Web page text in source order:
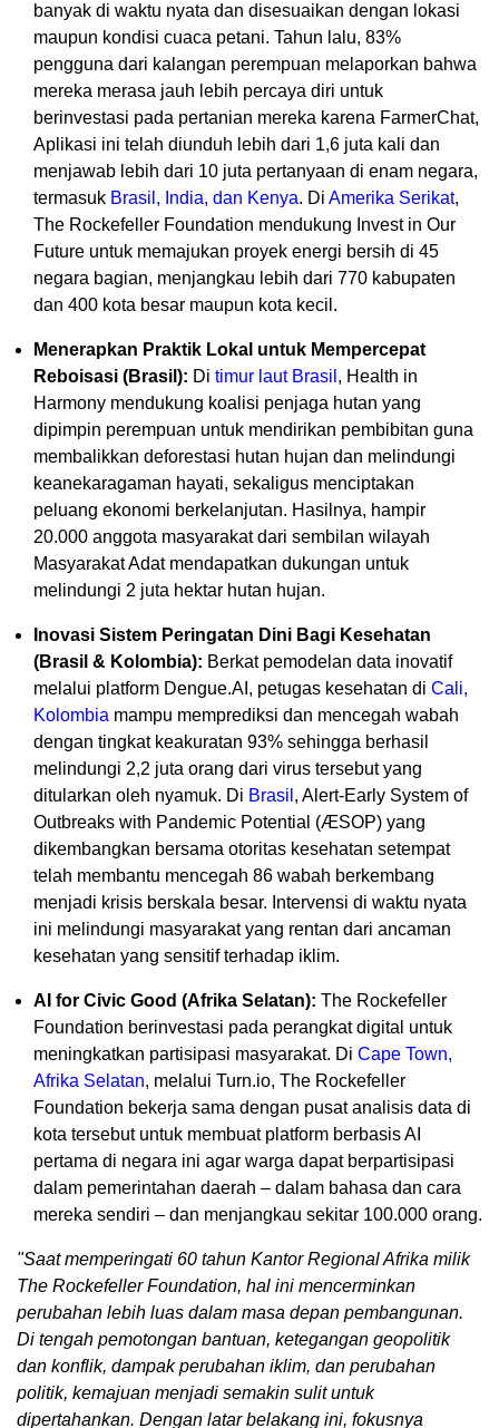
banyak di waktu nyata dan disesuaikan dengan lokasi
maupun kondisi cuaca petani. Tahun lalu, 83%
pengguna dari kalangan perempuan melaporkan bahwa
mereka merasa jauh lebih percaya diri untuk
berinvestasi pada pertanian mereka karena FarmerChat,
Aplikasi ini telah diunduh lebih dari 1,6 juta kali dan
menjawab lebih dari 10 juta pertanyaan di enam negara,
termasuk Brasil, India, dan Kenya. Di Amerika Serikat,
The Rockefeller Foundation mendukung Invest in Our
Future untuk memajukan proyek energi bersih di 45
negara bagian, menjangkau lebih dari 770 kabupaten
dan 400 kota besar maupun kota kecil.
Menerapkan Praktik Lokal untuk Mempercepat
Reboisasi (Brasil): Di timur laut Brasil , Health in
Harmony mendukung koalisi penjaga hutan yang
dipimpin perempuan untuk mendirikan pembibitan guna
membalikkan deforestasi hutan hujan dan melindungi
keanekaragaman hayati, sekaligus menciptakan
peluang ekonomi berkelanjutan. Hasilnya, hampir
20.000 anggota masyarakat dari sembilan wilayah
Masyarakat Adat mendapatkan dukungan untuk
melindungi 2 juta hektar hutan hujan.
Inovasi Sistem Peringatan Dini Bagi Kesehatan
(Brasil & Kolombia): Berkat pemodelan data inovatif
melalui platform Dengue.AI, petugas kesehatan di Cali,
Kolombia mampu memprediksi dan mencegah wabah
dengan tingkat keakuratan 93% sehingga berhasil
melindungi 2,2 juta orang dari virus tersebut yang
ditularkan oleh nyamuk. Di Brasil , Alert-Early System of
Outbreaks with Pandemic Potential (ÆSOP) yang
dikembangkan bersama otoritas kesehatan setempat
telah membantu mencegah 86 wabah berkembang
menjadi krisis berskala besar. Intervensi di waktu nyata
ini melindungi masyarakat yang rentan dari ancaman
kesehatan yang sensitif terhadap iklim.
AI for Civic Good (Afrika Selatan): The Rockefeller
Foundation berinvestasi pada perangkat digital untuk
meningkatkan partisipasi masyarakat. Di Cape Town,
Afrika Selatan, melalui Turn.io, The Rockefeller
Foundation bekerja sama dengan pusat analisis data di
kota tersebut untuk membuat platform berbasis AI
pertama di negara ini agar warga dapat berpartisipasi
dalam pemerintahan daerah – dalam bahasa dan cara
mereka sendiri – dan menjangkau sekitar 100.000 orang.
"Saat memperingati 60 tahun Kantor Regional Afrika milik
The Rockefeller Foundation, hal ini mencerminkan
perubahan lebih luas dalam masa depan pembangunan.
Di tengah pemotongan bantuan, ketegangan geopolitik
dan konflik, dampak perubahan iklim, dan perubahan
politik, kemajuan menjadi semakin sulit untuk
dipertahankan. Dengan latar belakang ini, fokusnya